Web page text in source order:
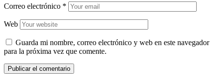
Correo electrónico *
Web
Guarda mi nombre, correo electrónico y web en este navegador
para la próxima vez que comente.